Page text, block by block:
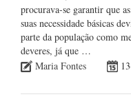
procurava-se garantir que
suas necessidade básicas
parte da população como
deveres, já que …
Maria Fontes